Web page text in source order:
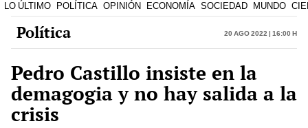
LO ÚLTIMO POLÍTICA OPINIÓN ECONOMÍA SOCIEDAD MUNDO
Política 20 Ago 2022 | 16:00 h
Pedro Castillo insiste en la
demagogia y no hay salida a la
crisis